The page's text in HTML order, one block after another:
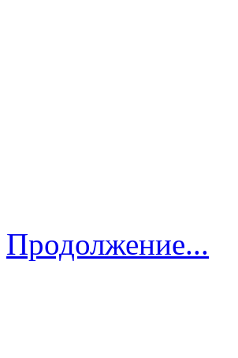
Продолжение...